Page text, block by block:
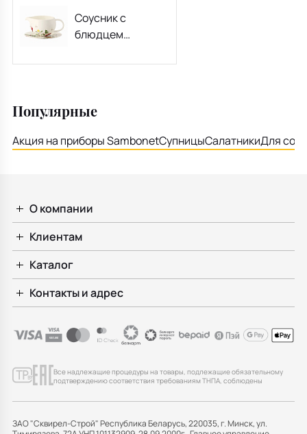
Соусник с
блюдцем
Sauvages 550 мл
Популярные
Акция на приборы SambonetСупницыСалатникиДля
О компании
Клиентам
Каталог
Контакты и адрес
Все надлежащие процедуры на товары, подлежащие обязательному
подтверждению соответствия требованиям ТНПА, соблюдены
ЗАО "Сквирел-Строй" Республика Беларусь, 220035, г. Минск, ул.